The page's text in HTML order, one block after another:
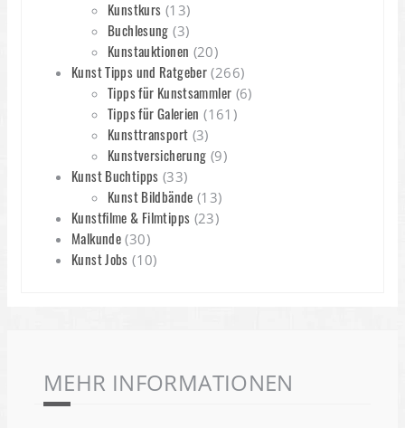
Kunstkurs (13)
Buchlesung (3)
Kunstauktionen (20)
Kunst Tipps und Ratgeber (266)
Tipps für Kunstsammler (6)
Tipps für Galerien (161)
Kunsttransport (3)
Kunstversicherung (9)
Kunst Buchtipps (33)
Kunst Bildbände (13)
Kunstfilme & Filmtipps (23)
Malkunde (30)
Kunst Jobs (10)
MEHR INFORMATIONEN